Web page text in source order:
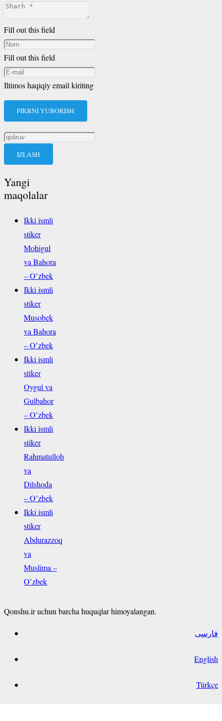
Fill out this field
Fill out this field
Iltimos haqiqiy email kiriting
FIKRNI YUBORISH
Qidirshish:
Yangi
maqolalar
Ikki ismli
stiker
Mohigul
va Bahora
– O’zbek
Ikki ismli
stiker
Musobek
va Bahora
– O’zbek
Ikki ismli
stiker
Oygul va
Gulbahor
– O’zbek
Ikki ismli
stiker
Rahmatulloh
va
Dilshoda
– O’zbek
Ikki ismli
stiker
Abdurazzoq
va
Muslima –
O’zbek
Qonshu.ir uchun barcha huquqlar himoyalangan.
فارسی
English
Türkçe